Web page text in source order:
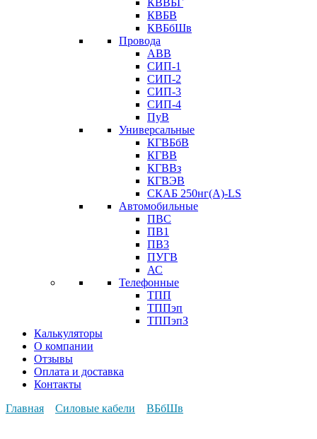
КВВБГ
КВБВ
КВБбШв
Провода
АВВ
СИП-1
СИП-2
СИП-3
СИП-4
ПуВ
Универсальные
КГВБбВ
КГВВ
КГВВз
КГВЭВ
СКАБ 250нг(А)-LS
Автомобильные
ПВС
ПВ1
ПВ3
ПУГВ
АС
Телефонные
ТПП
ТППэп
ТППэпЗ
Калькуляторы
О компании
Отзывы
Оплата и доставка
Контакты
Главная
Силовые кабели ВБбШв